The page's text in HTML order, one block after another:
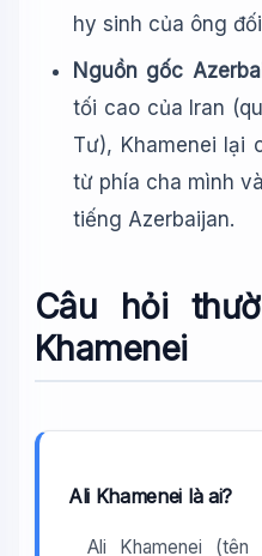
hy sinh của ông
Nguồn gốc
tối cao của Iran
Tư), Khamenei lại
từ phía cha mình
tiếng Azerbaijan.
Câu hỏi
Khamenei
Ali Khamenei là ai?
Ali Khamenei (tên